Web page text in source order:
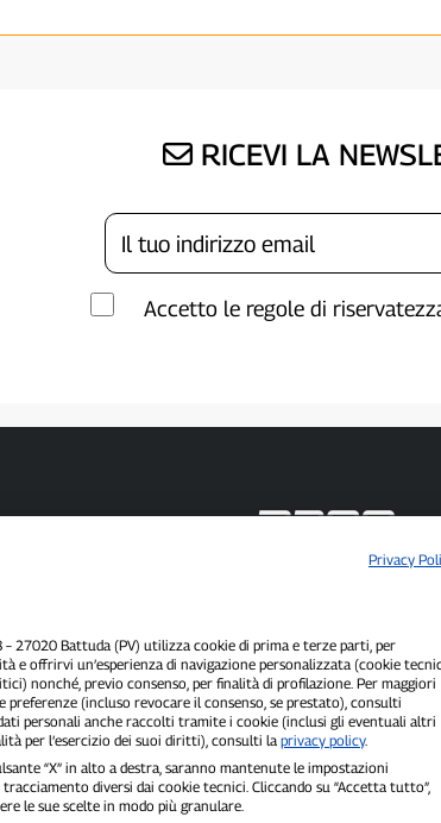
RICEVI LA
Accetto le regole di
P300.it è una Testata Giornalistica
Registrazione numero 1/2021 del 1/2/2021 -
-
Direttore Responsabile:Alessandro Secchi-
Privacy Policy-Cookie Policy
"Se è successo davvero, lo trovi su
Copyright © P300.it 2012-
Privacy
27020 Battuda (PV) utilizza cookie di prima e terze parti, per
offrirvi un’esperienza di navigazione personalizzata (cookie
nonché, previo consenso, per finalità di profilazione. Per maggiori
(incluso revocare il consenso, se prestato), consulti
personali anche raccolti tramite i cookie (inclusi gli eventuali altri
per l’esercizio dei suoi diritti), consulti la privacy policy.
“X” in alto a destra, saranno mantenute le impostazioni
diversi dai cookie tecnici. Cliccando su “Accetta tutto”,
le sue scelte in modo più granulare.